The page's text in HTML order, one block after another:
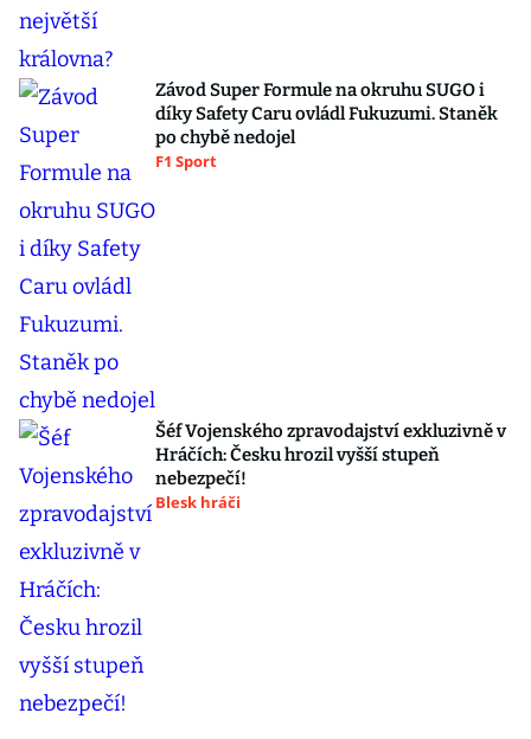
Závod Super Formule na okruhu SUGO i
díky Safety Caru ovládl Fukuzumi. Staněk
po chybě nedojel
F1 Sport
Šéf Vojenského zpravodajství exkluzivně v
Hráčích: Česku hrozil vyšší stupeň
nebezpečí!
Blesk hráči